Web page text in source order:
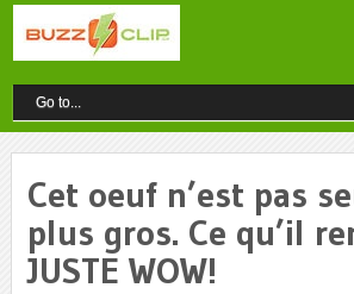
Cet oeuf n’est pas
plus gros. Ce qu’il
JUSTE WOW!